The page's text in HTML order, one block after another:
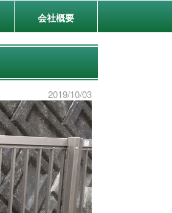
会社概要
2019/10/03